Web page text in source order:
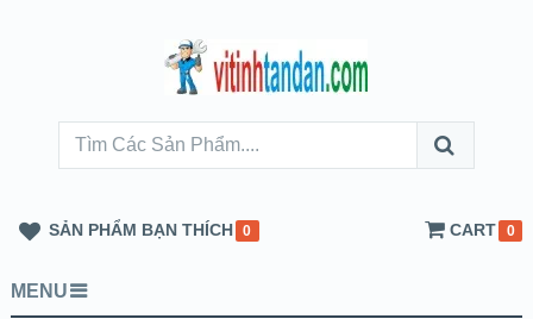
SẢN PHẨM BẠN THÍCH 0 CART 0
MENU